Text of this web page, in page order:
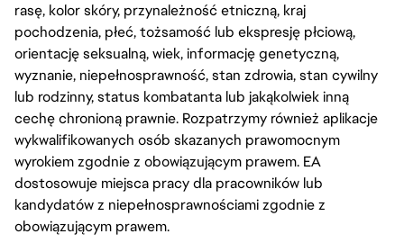
rasę, kolor skóry, przynależność etniczną, kraj
pochodzenia, płeć, tożsamość lub ekspresję płciową,
orientację seksualną, wiek, informację genetyczną,
wyznanie, niepełnosprawność, stan zdrowia, stan cywilny
lub rodzinny, status kombatanta lub jakąkolwiek inną
cechę chronioną prawnie. Rozpatrzymy również aplikacje
wykwalifikowanych osób skazanych prawomocnym
wyrokiem zgodnie z obowiązującym prawem. EA
dostosowuje miejsca pracy dla pracowników lub
kandydatów z niepełnosprawnościami zgodnie z
obowiązującym prawem.